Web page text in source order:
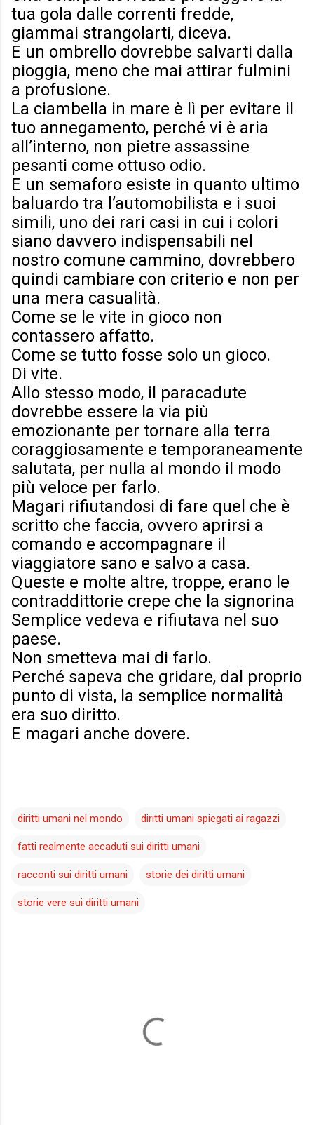
tua gola dalle correnti fredde,
giammai strangolarti, diceva.
E un ombrello dovrebbe salvarti dalla
pioggia, meno che mai attirar fulmini
a profusione.
La ciambella in mare è lì per evitare il
tuo annegamento, perché vi è aria
all’interno, non pietre assassine
pesanti come ottuso odio.
E un semaforo esiste in quanto ultimo
baluardo tra l’automobilista e i suoi
simili, uno dei rari casi in cui i colori
siano davvero indispensabili nel
nostro comune cammino, dovrebbero
quindi cambiare con criterio e non per
una mera casualità.
Come se le vite in gioco non
contassero affatto.
Come se tutto fosse solo un gioco.
Di vite.
Allo stesso modo, il paracadute
dovrebbe essere la via più
emozionante per tornare alla terra
coraggiosamente e temporaneamente
salutata, per nulla al mondo il modo
più veloce per farlo.
Magari rifiutandosi di fare quel che è
scritto che faccia, ovvero aprirsi a
comando e accompagnare il
viaggiatore sano e salvo a casa.
Queste e molte altre, troppe, erano le
contraddittorie crepe che la signorina
Semplice vedeva e rifiutava nel suo
paese.
Non smetteva mai di farlo.
Perché sapeva che gridare, dal proprio
punto di vista, la semplice normalità
era suo diritto.
E magari anche dovere.
diritti umani nel mondo diritti umani spiegati ai ragazzi
fatti realmente accaduti sui diritti umani
racconti sui diritti umani storie dei diritti umani
storie vere sui diritti umani